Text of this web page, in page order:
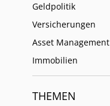
Geldpolitik
Versicherungen
Asset Management
Immobilien
THEMEN